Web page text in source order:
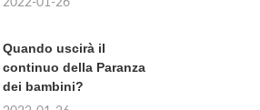
Quando uscirà il
continuo della Paranza
dei bambini?